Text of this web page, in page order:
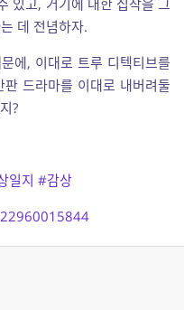
있고, 거기에 대한 집착을 그
데 전념하자.
에, 이대로 트루 디텍티브를
드라마를 이대로 내버려둘
?
일지 #감상